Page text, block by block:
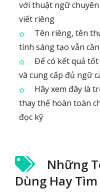
với thuật ngữ
viết riêng
Tên riêng, tên
tính sáng tạo vẫn
Để có kết quả
và cung cấp đủ ngữ
Hãy xem đây là
thay thế hoàn toàn
đọc kỹ
Những
Dùng Hay Tìm